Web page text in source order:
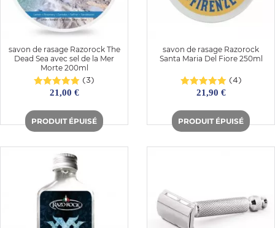
savon de rasage Razorock The
Dead Sea avec sel de la Mer
Morte 200ml
(3)
21,00 €
savon de rasage Razorock
Santa Maria Del Fiore 250ml
(4)
21,90 €